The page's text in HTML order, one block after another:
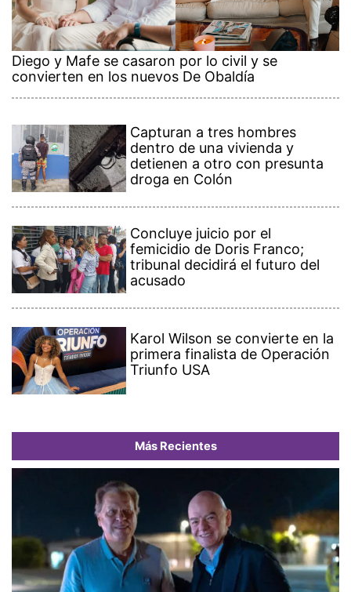
Diego y Mafe se casaron por lo civil y se
convierten en los nuevos De Obaldía
Capturan a tres hombres
dentro de una vivienda y
detienen a otro con presunta
droga en Colón
Concluye juicio por el
femicidio de Doris Franco;
tribunal decidirá el futuro del
acusado
Karol Wilson se convierte en la
primera finalista de Operación
Triunfo USA
Más Recientes